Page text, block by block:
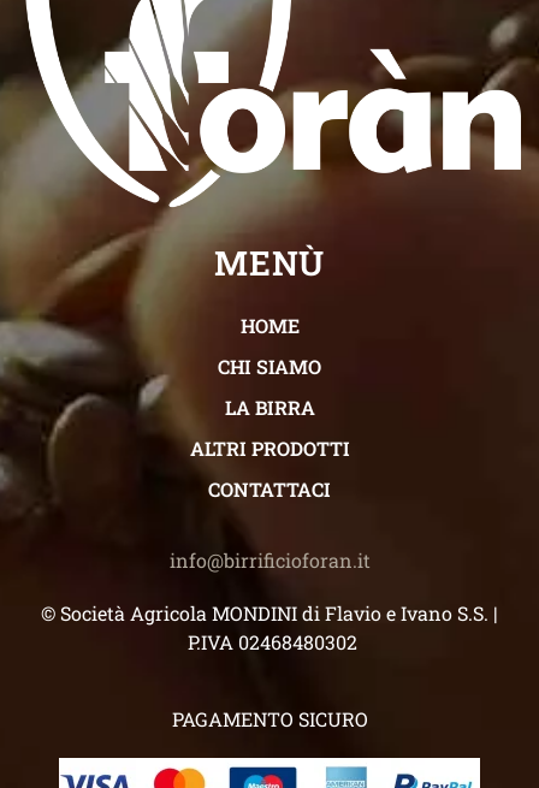
MENÙ
HOME
CHI SIAMO
LA BIRRA
ALTRI PRODOTTI
CONTATTACI
info@birrificioforan.it
© Società Agricola MONDINI di Flavio e Ivano S.S. |
P.IVA 02468480302
PAGAMENTO SICURO